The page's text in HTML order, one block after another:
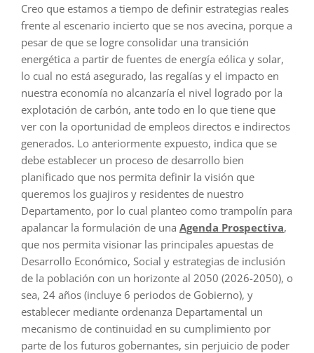
Creo que estamos a tiempo de definir estrategias reales
frente al escenario incierto que se nos avecina, porque a
pesar de que se logre consolidar una transición
energética a partir de fuentes de energía eólica y solar,
lo cual no está asegurado, las regalías y el impacto en
nuestra economía no alcanzaría el nivel logrado por la
explotación de carbón, ante todo en lo que tiene que
ver con la oportunidad de empleos directos e indirectos
generados. Lo anteriormente expuesto, indica que se
debe establecer un proceso de desarrollo bien
planificado que nos permita definir la visión que
queremos los guajiros y residentes de nuestro
Departamento, por lo cual planteo como trampolín para
apalancar la formulación de una Agenda Prospectiva,
que nos permita visionar las principales apuestas de
Desarrollo Económico, Social y estrategias de inclusión
de la población con un horizonte al 2050 (2026-2050), o
sea, 24 años (incluye 6 periodos de Gobierno), y
establecer mediante ordenanza Departamental un
mecanismo de continuidad en su cumplimiento por
parte de los futuros gobernantes, sin perjuicio de poder